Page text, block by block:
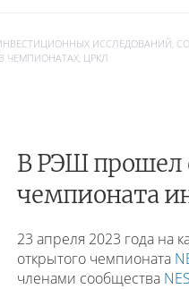
ИССЛЕДОВАНИЙ,
ЧЕМПИОНАТАХ, ЦРКЛ
В РЭШ прошел
чемпионата
23 апреля 2023 года на
открытого чемпионата
членами сообщества